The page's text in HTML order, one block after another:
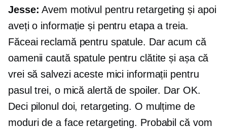
Jesse: Avem motivul pentru retargeting și apoi
aveți o informație și pentru etapa a treia.
Făceai reclamă pentru spatule. Dar acum că
oamenii caută spatule pentru clătite și așa că
vrei să salvezi aceste mici informații pentru
pasul trei, o mică alertă de spoiler. Dar OK.
Deci pilonul doi, retargeting. O mulțime de
moduri de a face retargeting. Probabil că vom